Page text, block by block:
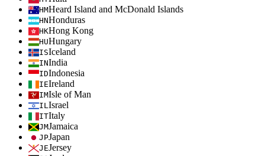
HMHeard Island and McDonald Islands
HNHonduras
HKHong Kong
HUHungary
ISIceland
INIndia
IDIndonesia
IEIreland
IMIsle of Man
ILIsrael
ITItaly
JMJamaica
JPJapan
JEJersey